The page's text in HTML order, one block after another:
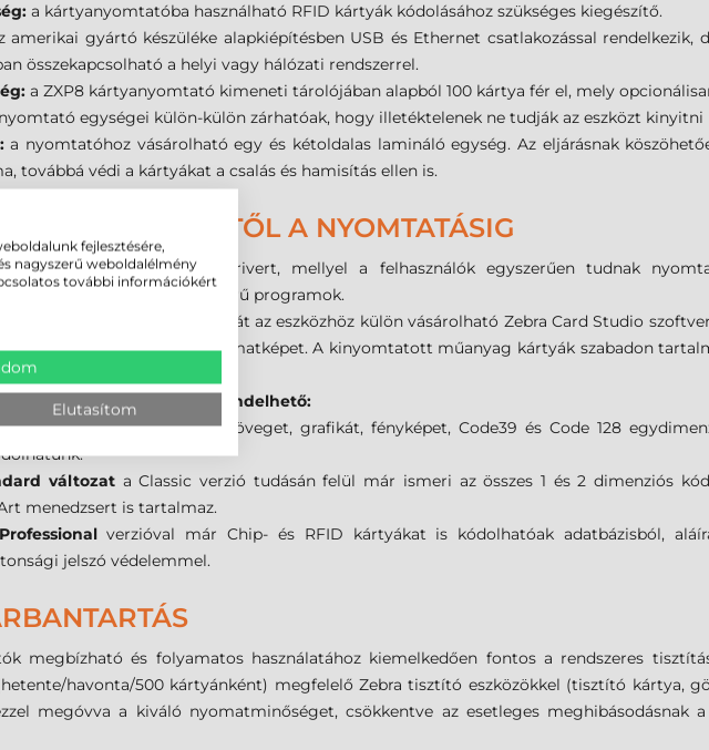
a kártyanyomtatóba használható RFID kártyák kódolásához szükséges kiegészítő.
amerikai gyártó készüléke alapkiépítésben USB és Ethernet csatlakozással
összekapcsolható a helyi vagy hálózati rendszerrel.
a ZXP8 kártyanyomtató kimeneti tárolójában alapból 100 kártya fér el, mely
egységei külön-külön zárhatóak, hogy illetéktelenek ne tudják az eszközt kinyitni
a nyomtatóhoz vásárolható egy és kétoldalas lamináló egység. Az eljárásnak
továbbá védi a kártyákat a csalás és hamisítás ellen is.
TERVEZÉSÉTŐL A NYOMTATÁSIG
mellékelünk Windows drivert, mellyel a felhasználók egyszerűen tudnak
Corel Draw és egyéb népszerű programok.
megtervezését és kódolását az eszközhöz külön vásárolható Zebra Card Studio
tervezhetjük meg a nyomatképet. A kinyomtatott műanyag kártyák szabadon
három változatban rendelhető:
aClassic verzió, amellyel szöveget, grafikát, fényképet, Code39 és Code 128
változata Classic verzió tudásán felül már ismeri az összes 1 és 2 dimenziós
menedzsert is tartalmaz.
Professionalverzióval már Chip- és RFID kártyákat is kódolhatóak adatbázisból,
jelszó védelemmel.
megbízható és folyamatos használatához kiemelkedően fontos a rendszeres
havonta/500 kártyánként) megfelelő Zebra tisztító eszközökkel (tisztító kártya,
megóvva a kiváló nyomatminőséget, csökkentve az esetleges meghibásodásnak
fejlesztésére,
nagyszerű weboldalélmény
további információkért
Elutasítom